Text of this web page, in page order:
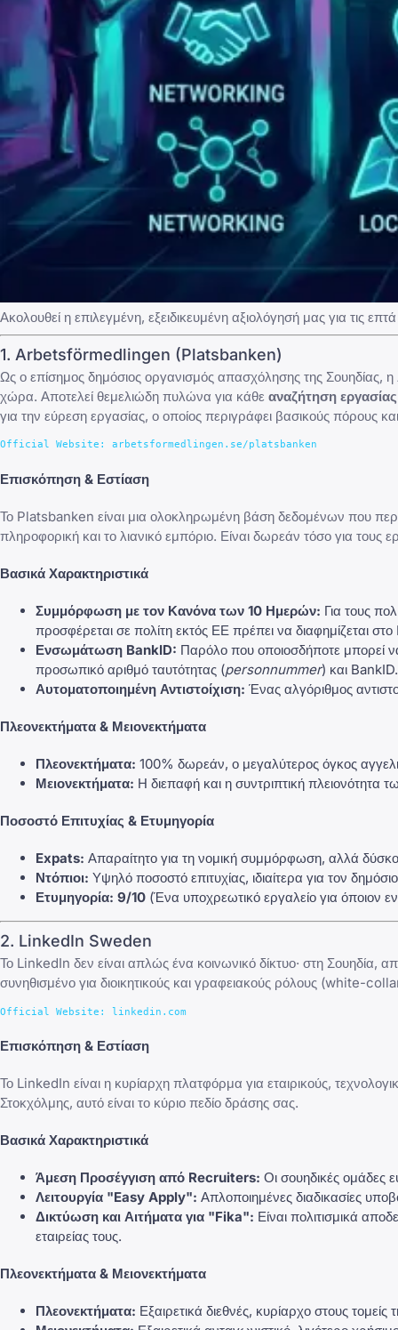
Ακολουθεί η επιλεγμένη, εξειδικευμένη αξιολόγησή μας για τις
1. Arbetsförmedlingen (Platsbanken)
Ως ο επίσημος δημόσιος οργανισμός απασχόλησης της Σουηδίας, η
χώρα. Αποτελεί θεμελιώδη πυλώνα για κάθε αναζήτηση
για την εύρεση εργασίας, ο οποίος περιγράφει βασικούς πόρους
Επισκόπηση & Εστίαση
Το Platsbanken είναι μια ολοκληρωμένη βάση δεδομένων που
πληροφορική και το λιανικό εμπόριο. Είναι δωρεάν τόσο για τους
Βασικά Χαρακτηριστικά
Συμμόρφωση με τον Κανόνα των 10 Ημερών: Για τους
προσφέρεται σε πολίτη εκτός ΕΕ πρέπει να διαφημίζεται
Ενσωμάτωση BankID: Παρόλο που οποιοσδήποτε μπορεί
προσωπικό αριθμό ταυτότητας (personnummer) και BankID.
Αυτοματοποιημένη Αντιστοίχιση: Ένας αλγόριθμος
Πλεονεκτήματα & Μειονεκτήματα
Πλεονεκτήματα: 100% δωρεάν, ο μεγαλύτερος όγκος
Μειονεκτήματα: Η διεπαφή και η συντριπτική πλειονότητα
Ποσοστό Επιτυχίας & Ετυμηγορία
Expats: Απαραίτητο για τη νομική συμμόρφωση, αλλά
Ντόπιοι: Υψηλό ποσοστό επιτυχίας, ιδιαίτερα για τον
Ετυμηγορία: 9/10 (Ένα υποχρεωτικό εργαλείο για όποιον
2. LinkedIn Sweden
Το LinkedIn δεν είναι απλώς ένα κοινωνικό δίκτυο· στη Σουηδία,
συνηθισμένο για διοικητικούς και γραφειακούς ρόλους (white-
Επισκόπηση & Εστίαση
Το LinkedIn είναι η κυρίαρχη πλατφόρμα για εταιρικούς,
Στοκχόλμης, αυτό είναι το κύριο πεδίο δράσης σας.
Βασικά Χαρακτηριστικά
Άμεση Προσέγγιση από Recruiters: Οι σουηδικές ομάδες
Λειτουργία "Easy Apply": Απλοποιημένες διαδικασίες
Δικτύωση και Αιτήματα για "Fika": Είναι πολιτισμικά
εταιρείας τους.
Πλεονεκτήματα & Μειονεκτήματα
Πλεονεκτήματα: Εξαιρετικά διεθνές, κυρίαρχο στους